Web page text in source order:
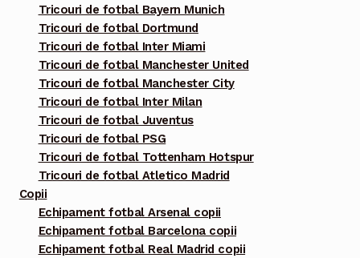
Tricouri de fotbal Bayern Munich
Tricouri de fotbal Dortmund
Tricouri de fotbal Inter Miami
Tricouri de fotbal Manchester United
Tricouri de fotbal Manchester City
Tricouri de fotbal Inter Milan
Tricouri de fotbal Juventus
Tricouri de fotbal PSG
Tricouri de fotbal Tottenham Hotspur
Tricouri de fotbal Atletico Madrid
Copii
Echipament fotbal Arsenal copii
Echipament fotbal Barcelona copii
Echipament fotbal Real Madrid copii